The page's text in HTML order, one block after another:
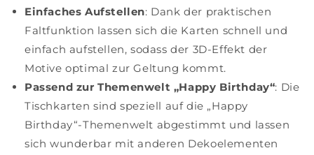
Einfaches Aufstellen: Dank der praktischen
Faltfunktion lassen sich die Karten schnell und
einfach aufstellen, sodass der 3D-Effekt der
Motive optimal zur Geltung kommt.
Passend zur Themenwelt „Happy Birthday“: Die
Tischkarten sind speziell auf die „Happy
Birthday“-Themenwelt abgestimmt und lassen
sich wunderbar mit anderen Dekoelementen